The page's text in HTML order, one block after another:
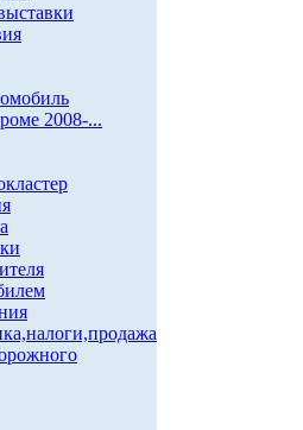
2008-...